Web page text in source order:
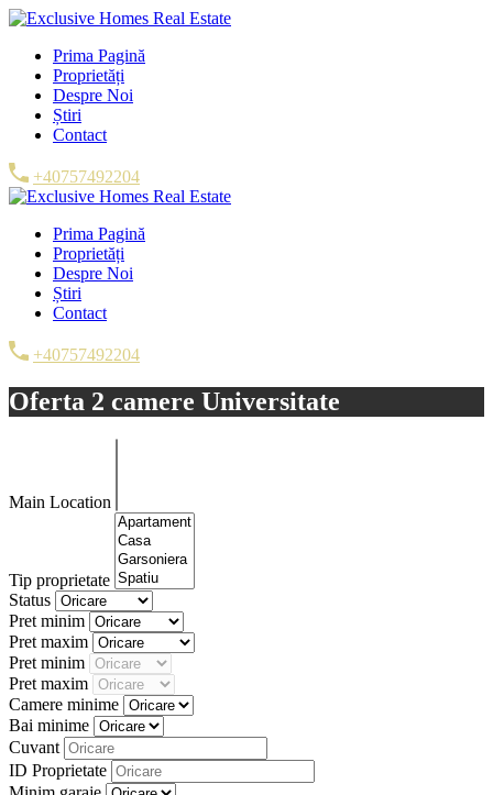
Prima Pagină
Proprietăți
Despre Noi
Știri
Contact
+40757492204
Prima Pagină
Proprietăți
Despre Noi
Știri
Contact
+40757492204
Oferta 2 camere Universitate
Main Location
Tip proprietate
Status
Pret minim
Pret maxim
Pret minim
Pret maxim
Camere minime
Bai minime
Cuvant
ID Proprietate